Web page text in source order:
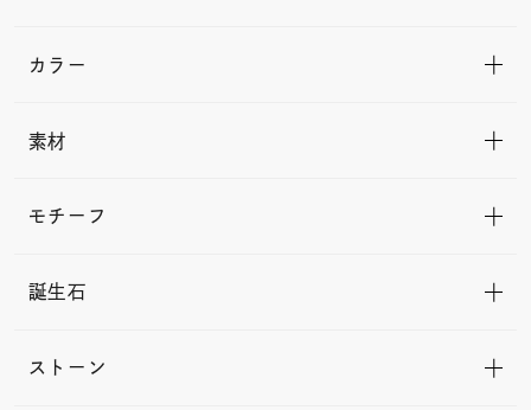
カラー
素材
モチーフ
誕生石
ストーン